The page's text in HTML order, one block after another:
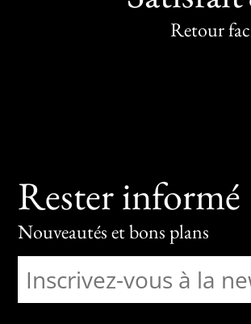
Retour
Rester informé
Nouveautés et bons plans